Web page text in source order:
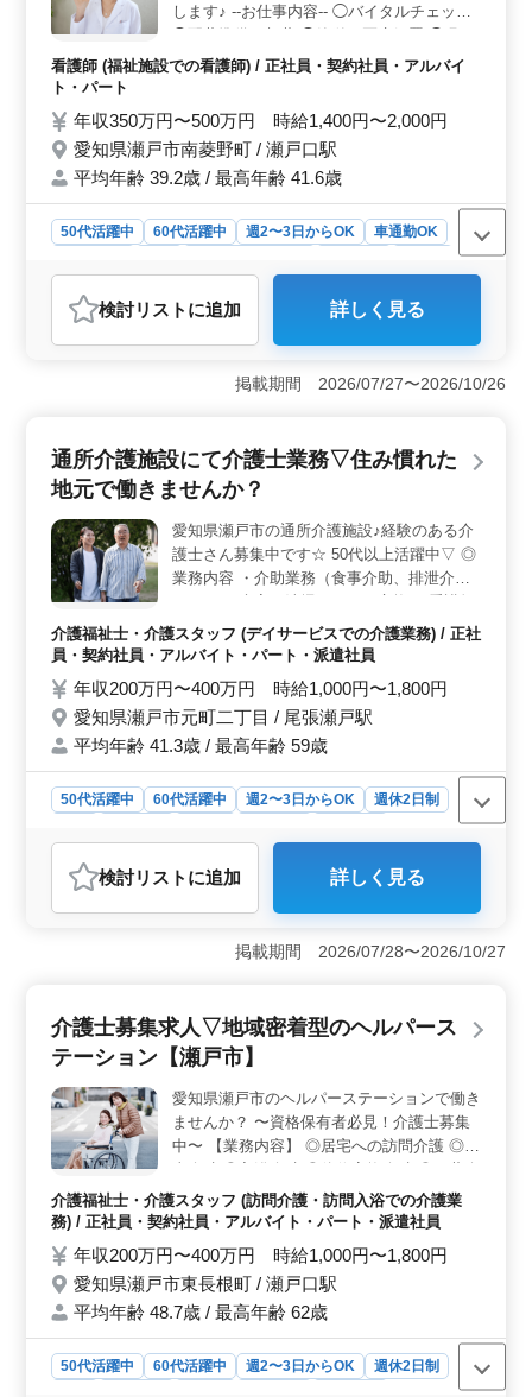
長く働ける環境が整っています。地域の高齢者を支える
やりがいのある介護の仕事です。経験を活かし、新たな
キャリアを築きたい方のご応募をお待ちしています。
します♪ --お仕事内容-- ◯バイタルチェック
引、呼吸器ケア ◯レクリエーションの補助
看護師 (福祉施設での看護師) / 正社員・契約社員・アルバイ
ト・パート
年収350万円〜500万円 時給1,400円〜2,000円
愛知県瀬戸市南菱野町 / 瀬戸口駅
平均年齢 39.2歳 / 最高年齢 41.6歳
50代活躍中 60代活躍中 週2〜3日からOK
車通勤OK
おすすめポイント
＜アットホームな雰囲気と地域密着のケア＞ 特別養護
老人ホームでの看護業務で、アットホームな職場環境で
働くことが可能です。地域の高齢者に寄り添ったケアを
が魅力です。 ＜シニア層歓迎とキャリアの継続＞
中高年の方も活躍できる環境で、経験を活かして安心し
す。また、定期的な研修やキャリアアップのサポートを
通じて、スキルの向上やキャリアの継続を支援します。
安定した雇用環境で、長期的なキャリアを築くことがで
きます。 ＜福利厚生充実と働きやすさ＞ 社会保険
完備や通勤手当など、福利厚生が整っています。さら
に、車通勤も可能なので、交通手段に制約がある方でも
安心して通勤できます。休日や休憩時間もしっかり確保
されており、働きやすい環境が整っています。
検討リスト に追加 詳しく見る
掲載期間 2026/07/27〜2026/10/26
通所介護施設にて介護士業務▽住み慣れた
地元で働きませんか？
愛知県瀬戸市の通所介護施設♪経験のある介
護士さん募集中です☆ 50代以上活躍中▽ ◎
業務内容 ・介助業務（食事介助、排泄介助
補助 ・生活援助 ・移動介助 ・入居者の健康
管理 ・身体機能の維持・回復サポート ◎備
当あり ・交通費実費支給 お気軽にお問い合
わせください▽ 入居者様の気持ちに寄り添
える方をお待ちしています！
介護福祉士・介護スタッフ (デイサービスでの介護業務) / 正社
員・契約社員・アルバイト・パート・派遣社員
年収200万円〜400万円 時給1,000円〜1,800円
愛知県瀬戸市元町二丁目 / 尾張瀬戸駅
平均年齢 41.3歳 / 最高年齢 59歳
50代活躍中 60代活躍中 週2〜3日からOK
週休2日制
介護福祉士・介護スタッフ
おすすめポイント
＜勤務地の利便性＞ 施設は愛知県瀬戸市に位置し、最
寄りの尾張瀬戸駅からアクセスが容易です。通勤が楽に
なり地域密着の仕事が可能です。 ＜雇用形態の多様
可能で、自分のライフスタイルに合わせた働き方が選択
できます。 ＜福利厚生と給与体系＞ 年収240万円〜
用・労災・健康・厚生などの福利厚生も整っており、安
定した働き方ができます。
検討リスト に追加 詳しく見る
掲載期間 2026/07/28〜2026/10/27
介護士募集求人▽地域密着型のヘルパース
テーション【瀬戸市】
愛知県瀬戸市のヘルパーステーションで働き
ませんか？ 〜資格保有者必見！介護士募集
中〜 【業務内容】 ◎居宅への訪問介護 ◎食
事介助 ◎入浴介助 ◎体位変換介助 ◎服薬介
助 ◎書類作成、書類整理 ◎トイレへの移動
や動作の介助 【備考】 ◎社会保険完備 ◎
お待ちしております！ まずはお気軽にお問
い合わせください♪
介護福祉士・介護スタッフ (訪問介護・訪問入浴での介護業
務) / 正社員・契約社員・アルバイト・パート・派遣社員
年収200万円〜400万円 時給1,000円〜1,800円
愛知県瀬戸市東長根町 / 瀬戸口駅
平均年齢 48.7歳 / 最高年齢 62歳
50代活躍中 60代活躍中 週2〜3日からOK
週休2日制